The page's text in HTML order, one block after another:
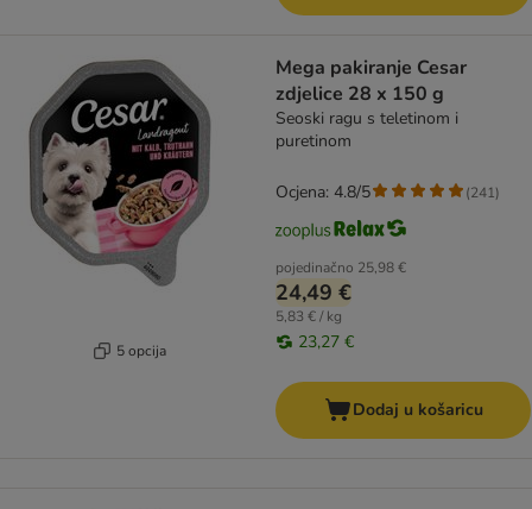
5 opcija
Mega pakiranje Cesar
zdjelice 28 x 150 g
Seoski ragu s teletinom i
puretinom
pojedinačno 25,98 €
24,49 €
5,83 € / kg
23,27 €
Ocjena: 4.8/5 (241)
Dodaj u košaricu